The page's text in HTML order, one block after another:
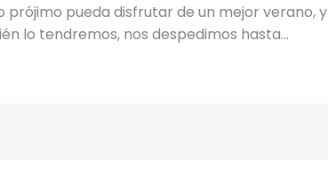
pueda disfrutar de un mejor verano, y
lo tendremos, nos despedimos hasta…